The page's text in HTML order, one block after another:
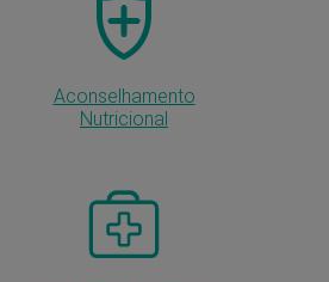
Aconselhamento
Nutricional